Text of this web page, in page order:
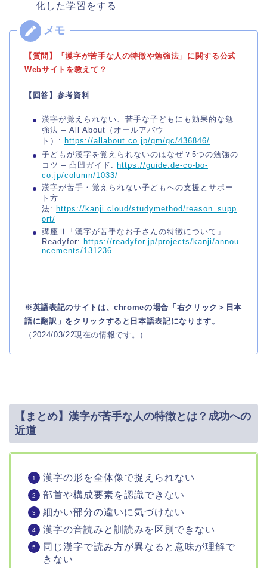
化した学習をする
【質問】「漢字が苦手な人の特徴や勉強法」に関する公式
Webサイトを教えて？
【回答】参考資料
漢字が覚えられない、苦手な子どもにも効果的な勉
強法 – All About（オールアバウ
ト）: https://allabout.co.jp/gm/gc/436846/
子どもが漢字を覚えられないのはなぜ？5つの勉強の
コツ – 凸凹ガイド: https://guide.de-co-bo-
co.jp/column/1033/
漢字が苦手・覚えられない子どもへの支援とサポー
ト方
法: https://kanji.cloud/studymethod/reason_supp
ort/
講座Ⅱ「漢字が苦手なお子さんの特徴について」 –
Readyfor: https://readyfor.jp/projects/kanji/annou
ncements/131236
※英語表記のサイトは、chromeの場合「右クリック＞日本
語に翻訳」をクリックすると日本語表記になります。
（2024/03/22現在の情報です。）
【まとめ】漢字が苦手な人の特徴とは？成功への
近道
漢字の形を全体像で捉えられない
部首や構成要素を認識できない
細かい部分の違いに気づけない
漢字の音読みと訓読みを区別できない
同じ漢字で読み方が異なると意味が理解で
きない